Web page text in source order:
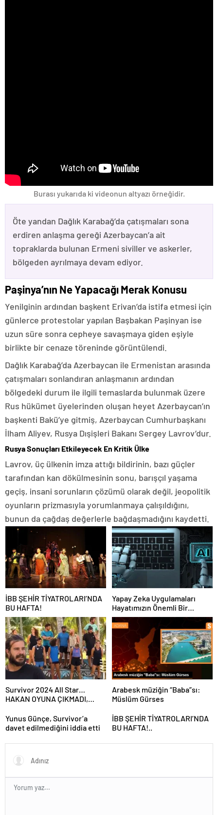
Burası yukarıda ki videonun altyazı örneğidir.
Öte yandan Dağlık Karabağ’da çatışmaları sona
erdiren anlaşma gereği Azerbaycan’a ait
topraklarda bulunan Ermeni siviller ve askerler,
bölgeden ayrılmaya devam ediyor.
Paşinya’nın Ne Yapacağı Merak Konusu
Yenilginin ardından başkent Erivan’da istifa etmesi için
günlerce protestolar yapılan Başbakan Paşinyan ise
uzun süre sonra cepheye savaşmaya giden eşiyle
birlikte bir cenaze töreninde görüntülendi.
Dağlık Karabağ’da Azerbaycan ile Ermenistan arasında
çatışmaları sonlandıran anlaşmanın ardından
bölgedeki durum ile ilgili temaslarda bulunmak üzere
Rus hükümet üyelerinden oluşan heyet Azerbaycan’ın
başkenti Bakü’ye gitmiş, Azerbaycan Cumhurbaşkanı
İlham Aliyev, Rusya Dışişleri Bakanı Sergey Lavrov’dur.
Rusya Sonuçları Etkileyecek En Kritik Ülke
Lavrov, üç ülkenin imza attığı bildirinin, bazı güçler
tarafından kan dökülmesinin sonu, barışçıl yaşama
geçiş, insani sorunların çözümü olarak değil, jeopolitik
oyunların prizmasıyla yorumlanmaya çalışıldığını,
bunun da çağdaş değerlerle bağdaşmadığını kaydetti.
İBB ŞEHİR TİYATROLARI’NDA
BU HAFTA!
Yapay Zeka Uygulamaları
Hayatımızın Önemli Bir
Parçası Haline Geliyor
Survivor 2024 All Star…
HAKAN OYUNA ÇIKMADI,
OLDU?
Arabesk müziğin “Baba”sı:
Müslüm Gürses
Yunus Günçe, Survivor’a
davet edilmediğini iddia etti
İBB ŞEHİR TİYATROLARI’NDA
BU HAFTA!..